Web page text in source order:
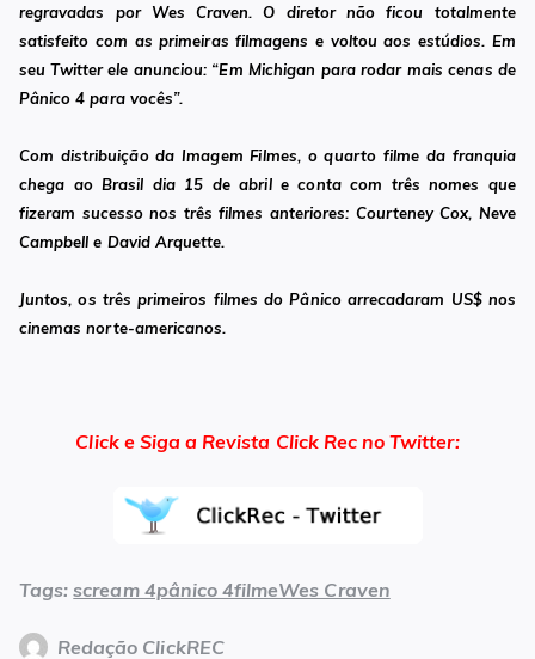
regravadas por Wes Craven. O diretor não ficou totalmente
satisfeito com as primeiras filmagens e voltou aos estúdios. Em
seu Twitter ele anunciou: “Em Michigan para rodar mais cenas de
Pânico 4 para vocês”.
Com distribuição da Imagem Filmes, o quarto filme da franquia
chega ao Brasil dia 15 de abril e conta com três nomes que
fizeram sucesso nos três filmes anteriores: Courteney Cox, Neve
Campbell e David Arquette.
Juntos, os três primeiros filmes do Pânico arrecadaram US$ nos
cinemas norte-americanos.
Click e Siga a Revista Click Rec no Twitter:
Tags:scream 4pânico 4filmeWes Craven
Redação ClickREC